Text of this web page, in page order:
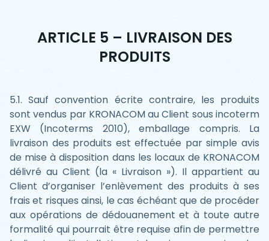
ARTICLE 5 – LIVRAISON DES
PRODUITS
5.1. Sauf convention écrite contraire, les produits
sont vendus par KRONACOM au Client sous incoterm
EXW (Incoterms 2010), emballage compris. La
livraison des produits est effectuée par simple avis
de mise à disposition dans les locaux de KRONACOM
délivré au Client (la « Livraison »). Il appartient au
Client d’organiser l’enlèvement des produits à ses
frais et risques ainsi, le cas échéant que de procéder
aux opérations de dédouanement et à toute autre
formalité qui pourrait être requise afin de permettre